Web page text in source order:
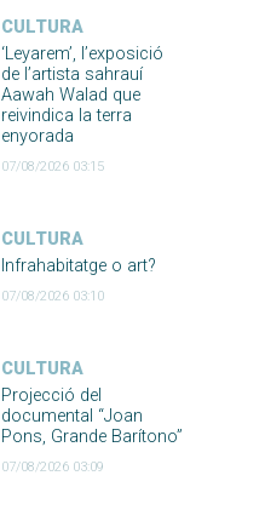
CULTURA
‘Leyarem’, l’exposició
de l’artista sahrauí
Aawah Walad que
reivindica la terra
enyorada
07/08/2026 03:15
CULTURA
Infrahabitatge o art?
07/08/2026 03:10
CULTURA
Projecció del
documental “Joan
Pons, Grande Barítono”
07/08/2026 03:09